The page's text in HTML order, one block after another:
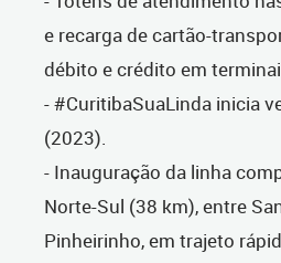
e recarga de cartão-
débito e crédito em
- #CuritibaSuaLinda inicia
(2023).
- Inauguração da linha
Norte-Sul (38 km), entre
Pinheirinho, em trajeto